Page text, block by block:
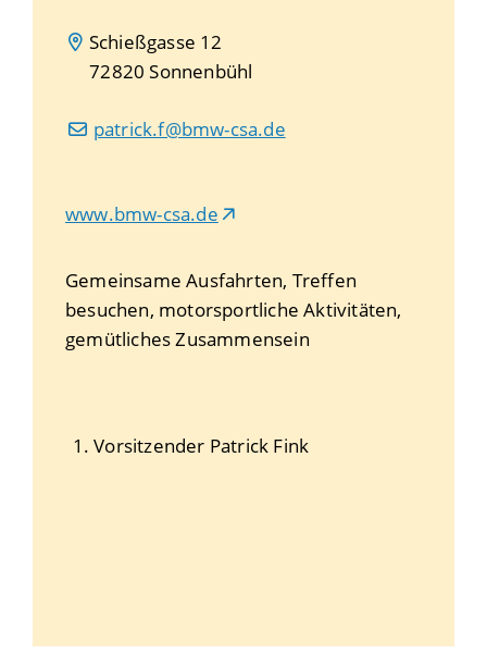
Schießgasse 12
72820 Sonnenbühl
patrick.f@bmw-csa.de
www.bmw-csa.de
1. Vorsitzender Patrick Fink
Gemeinsame Ausfahrten, Treffen
besuchen, motorsportliche Aktivitäten,
gemütliches Zusammensein